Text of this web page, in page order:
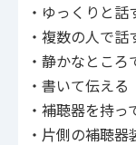
・ゆっくりと話
・複数の人で
・静かなところ
・書いて伝える
・補聴器を持
・片側の補聴